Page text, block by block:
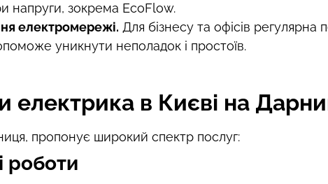
напруги, зокрема EcoFlow.
електромережі. Для бізнесу та офісів регулярна
уникнути неполадок і простоїв.
електрика в Києві на
пропонує широкий спектр послуг:
роботи